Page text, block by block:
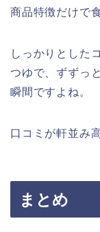
商品特徴だけで
しっかりとした
つゆで、ずずっ
瞬間ですよね。
口コミが軒並み
まとめ